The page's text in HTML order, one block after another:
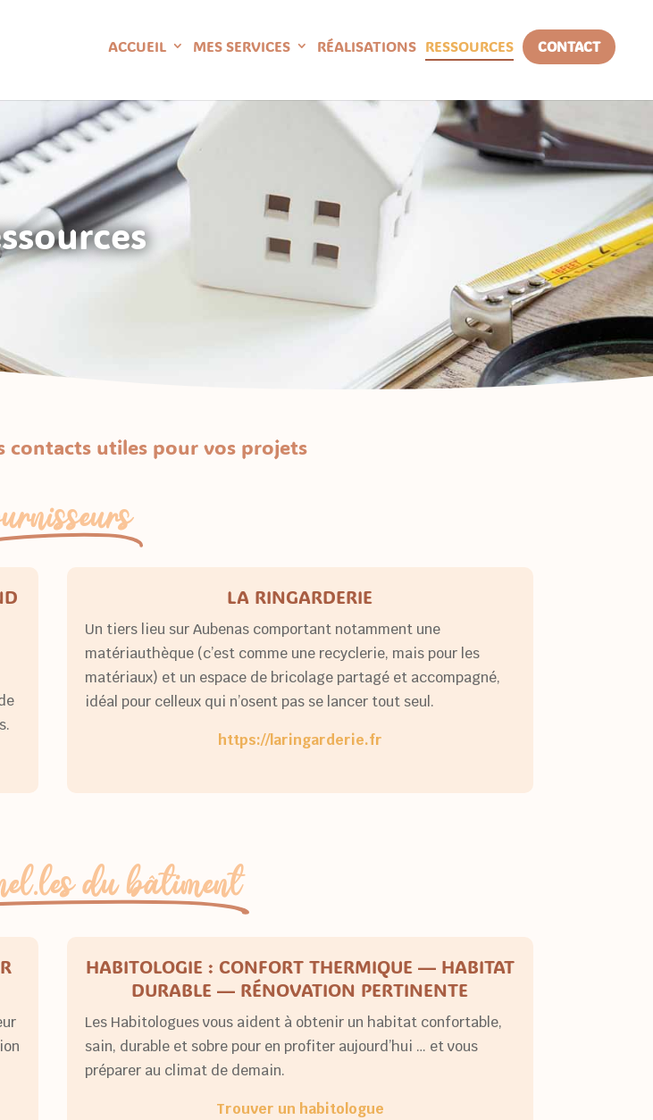
ACCUEIL MES SERVICES RÉALISATIONS RESSOURCES CONTACT
contacts utiles pour vos projets
LA RINGARDERIE
Un tiers lieu sur Aubenas comportant notamment une
matériauthèque (c’est comme une recyclerie, mais pour les
matériaux) et un espace de bricolage partagé et accompagné,
idéal pour celleux qui n’osent pas se lancer tout seul.
https://laringarderie.fr
du bâtiment
HABITOLOGIE : CONFORT THERMIQUE — HABITAT
DURABLE — RÉNOVATION PERTINENTE
Les Habitologues vous aident à obtenir un habitat confortable,
sain, durable et sobre pour en profiter aujourd’hui … et vous
préparer au climat de demain.
Trouver un habitologue